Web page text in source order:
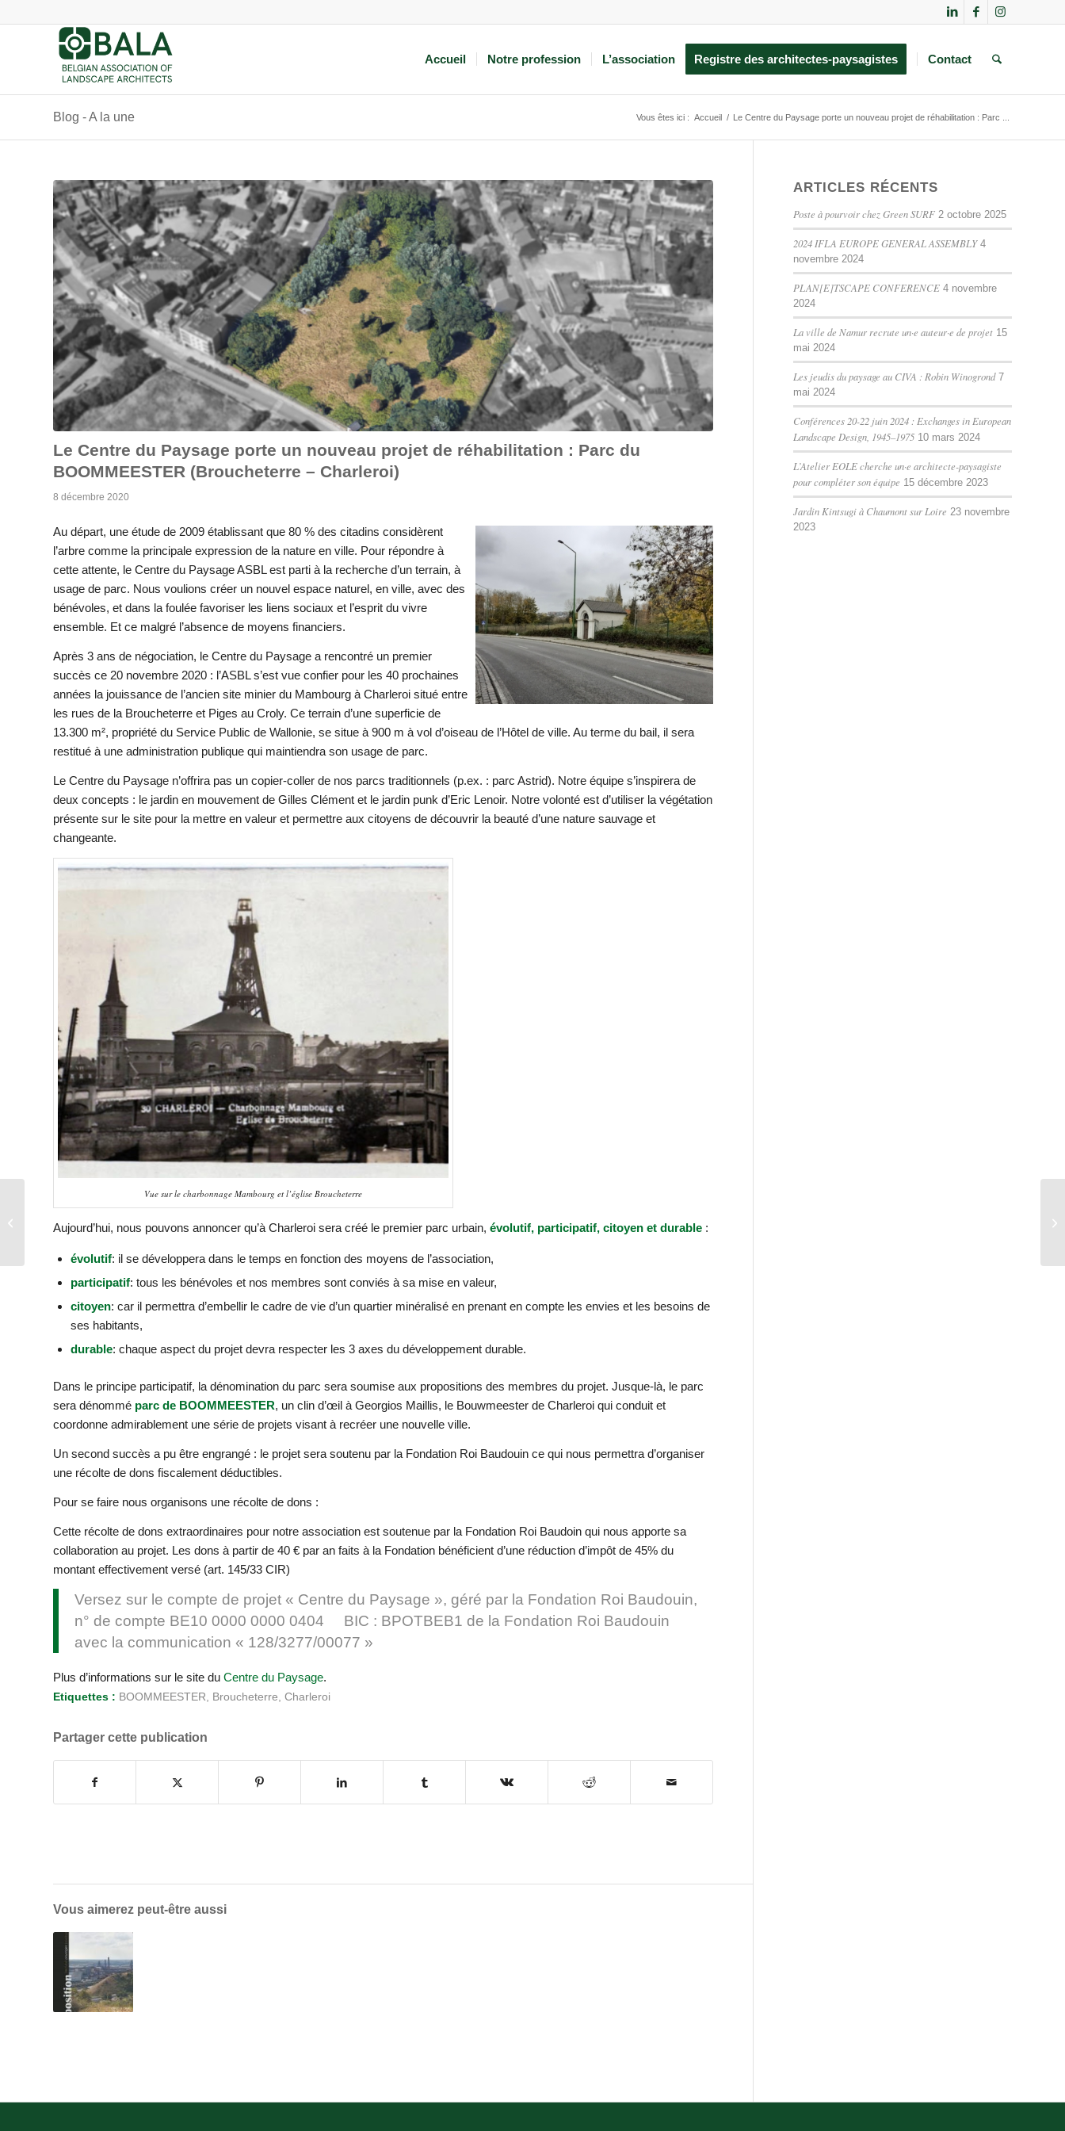
Accueil Notre profession L’association Registre des architectes-paysagistes Contact
Blog - A la une Vous êtes ici : Accueil / Le Centre du Paysage porte un nouveau projet de réhabilitation : Parc ...
Le Centre du Paysage porte un nouveau projet de réhabilitation : Parc du
BOOMMEESTER (Broucheterre – Charleroi)
8 décembre 2020
Au départ, une étude de 2009 établissant que 80 % des citadins considèrent
l’arbre comme la principale expression de la nature en ville. Pour répondre à
cette attente, le Centre du Paysage ASBL est parti à la recherche d’un terrain, à
usage de parc. Nous voulions créer un nouvel espace naturel, en ville, avec des
bénévoles, et dans la foulée favoriser les liens sociaux et l’esprit du vivre
ensemble. Et ce malgré l’absence de moyens financiers.
Après 3 ans de négociation, le Centre du Paysage a rencontré un premier
succès ce 20 novembre 2020 : l’ASBL s’est vue confier pour les 40 prochaines
années la jouissance de l’ancien site minier du Mambourg à Charleroi situé entre
les rues de la Broucheterre et Piges au Croly. Ce terrain d’une superficie de
13.300 m², propriété du Service Public de Wallonie, se situe à 900 m à vol d’oiseau de l’Hôtel de ville. Au terme du bail, il sera
restitué à une administration publique qui maintiendra son usage de parc.
Le Centre du Paysage n’offrira pas un copier-coller de nos parcs traditionnels (p.ex. : parc Astrid). Notre équipe s’inspirera de
deux concepts : le jardin en mouvement de Gilles Clément et le jardin punk d’Eric Lenoir. Notre volonté est d’utiliser la végétation
présente sur le site pour la mettre en valeur et permettre aux citoyens de découvrir la beauté d’une nature sauvage et
changeante.
Vue sur le charbonnage Mambourg et l’église Broucheterre
Aujourd’hui, nous pouvons annoncer qu’à Charleroi sera créé le premier parc urbain, évolutif, participatif, citoyen et durable :
évolutif: il se développera dans le temps en fonction des moyens de l’association,
participatif: tous les bénévoles et nos membres sont conviés à sa mise en valeur,
citoyen: car il permettra d’embellir le cadre de vie d’un quartier minéralisé en prenant en compte les envies et les besoins de
ses habitants,
durable: chaque aspect du projet devra respecter les 3 axes du développement durable.
Dans le principe participatif, la dénomination du parc sera soumise aux propositions des membres du projet. Jusque-là, le parc
sera dénommé parc de BOOMMEESTER, un clin d’œil à Georgios Maillis, le Bouwmeester de Charleroi qui conduit et
coordonne admirablement une série de projets visant à recréer une nouvelle ville.
Un second succès a pu être engrangé : le projet sera soutenu par la Fondation Roi Baudouin ce qui nous permettra d’organiser
une récolte de dons fiscalement déductibles.
Pour se faire nous organisons une récolte de dons :
Cette récolte de dons extraordinaires pour notre association est soutenue par la Fondation Roi Baudoin qui nous apporte sa
collaboration au projet. Les dons à partir de 40 € par an faits à la Fondation bénéficient d’une réduction d’impôt de 45% du
montant effectivement versé (art. 145/33 CIR)
Versez sur le compte de projet « Centre du Paysage », géré par la Fondation Roi Baudouin,
n° de compte BE10 0000 0000 0404 BIC : BPOTBEB1 de la Fondation Roi Baudouin
avec la communication « 128/3277/00077 »
Plus d’informations sur le site du Centre du Paysage.
Etiquettes : BOOMMEESTER Broucheterre Charleroi
Partager cette publication
Vous aimerez peut-être aussi
ARTICLES RÉCENTS
Poste à pourvoir chez Green SURF 2 octobre 2025
2024 IFLA EUROPE GENERAL ASSEMBLY 4
novembre 2024
PLAN[E]TSCAPE CONFERENCE 4 novembre
2024
La ville de Namur recrute un·e auteur·e de projet 15
mai 2024
Les jeudis du paysage au CIVA : Robin Winogrond 7
mai 2024
Conférences 20-22 juin 2024 : Exchanges in European
Landscape Design, 1945–1975 10 mars 2024
L’Atelier EOLE cherche un·e architecte-paysagiste
pour compléter son équipe 15 décembre 2023
Jardin Kintsugi à Chaumont sur Loire 23 novembre
2023
un collaborateur